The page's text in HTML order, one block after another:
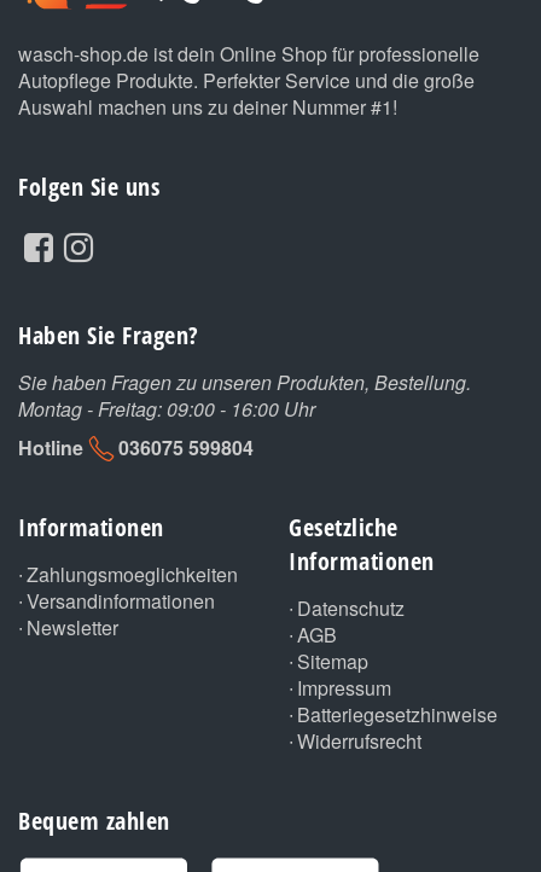
wasch-shop.de ist dein Online Shop für professionelle
Autopflege Produkte. Perfekter Service und die große
Auswahl machen uns zu deiner Nummer #1!
Folgen Sie uns
Haben Sie Fragen?
Sie haben Fragen zu unseren Produkten, Bestellung.
Montag - Freitag: 09:00 - 16:00 Uhr
Hotline
036075 599804
Informationen
Zahlungsmoeglichkeiten
Versandinformationen
Newsletter
Gesetzliche
Informationen
Datenschutz
AGB
Sitemap
Impressum
Batteriegesetzhinweise
Widerrufsrecht
Bequem zahlen